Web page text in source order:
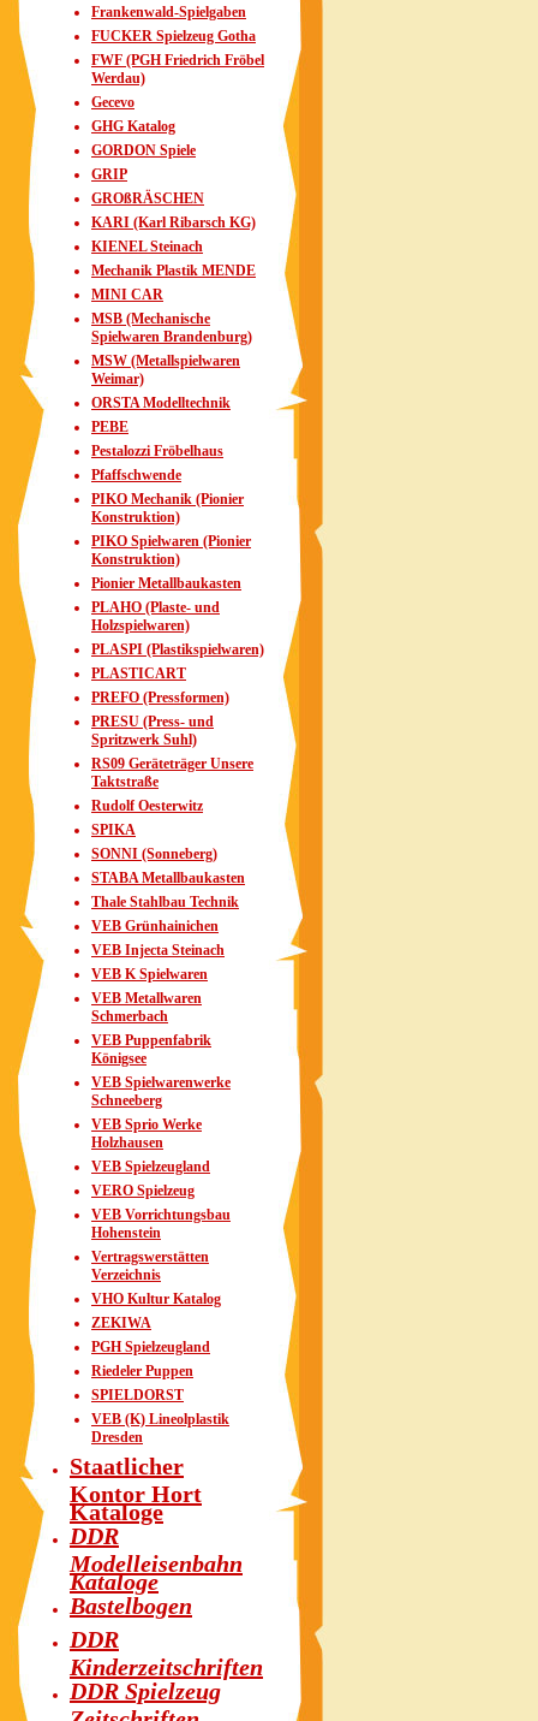
Frankenwald-Spielgaben
FUCKER Spielzeug Gotha
FWF (PGH Friedrich Fröbel
Werdau)
Gecevo
GHG Katalog
GORDON Spiele
GRIP
GROßRÄSCHEN
KARI (Karl Ribarsch KG)
KIENEL Steinach
Mechanik Plastik MENDE
MINI CAR
MSB (Mechanische
Spielwaren Brandenburg)
MSW (Metallspielwaren
Weimar)
ORSTA Modelltechnik
PEBE
Pestalozzi Fröbelhaus
Pfaffschwende
PIKO Mechanik (Pionier
Konstruktion)
PIKO Spielwaren (Pionier
Konstruktion)
Pionier Metallbaukasten
PLAHO (Plaste- und
Holzspielwaren)
PLASPI (Plastikspielwaren)
PLASTICART
PREFO (Pressformen)
PRESU (Press- und
Spritzwerk Suhl)
RS09 Geräteträger Unsere
Taktstraße
Rudolf Oesterwitz
SPIKA
SONNI (Sonneberg)
STABA Metallbaukasten
Thale Stahlbau Technik
VEB Grünhainichen
VEB Injecta Steinach
VEB K Spielwaren
VEB Metallwaren
Schmerbach
VEB Puppenfabrik
Königsee
VEB Spielwarenwerke
Schneeberg
VEB Sprio Werke
Holzhausen
VEB Spielzeugland
VERO Spielzeug
VEB Vorrichtungsbau
Hohenstein
Vertragswerstätten
Verzeichnis
VHO Kultur Katalog
ZEKIWA
PGH Spielzeugland
Riedeler Puppen
SPIELDORST
VEB (K) Lineolplastik
Dresden
Staatlicher
Kontor Hort
Kataloge
DDR
Modelleisenbahn
Kataloge
Bastelbogen
DDR
Kinderzeitschriften
DDR Spielzeug
Zeitschriften